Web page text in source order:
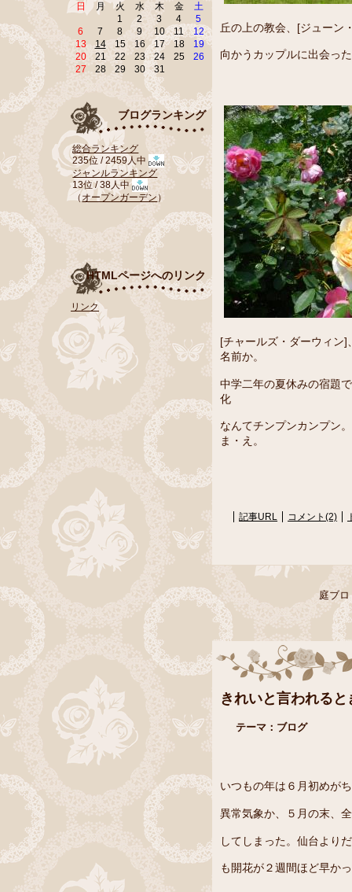
丘の上の教会、[ジューン
向かうカップルに出会っ
[チャールズ・ダーウィン
名前か。
中学二年の夏休みの宿題
化
なんてチンプンカンプン
ま・え。
記事URL コメント(2)
庭ブ
きれいと言われる
テーマ： ブログ
いつもの年は６月初めが
異常気象か、５月の末、
してしまった。仙台より
も開花が２週間ほど早か
日
月 火 水 木 金
土
1
2 3 4
5
6
7 8 9 10 11
12
13
14 15 16 17 18
19
20
21 22 23 24 25
26
27
28 29 30 31
ブログランキング
総合ランキング
235位 / 2459人中
ジャンルランキング
13位 / 38人中
（オープンガーデン ）
HTMLページへのリンク
リンク